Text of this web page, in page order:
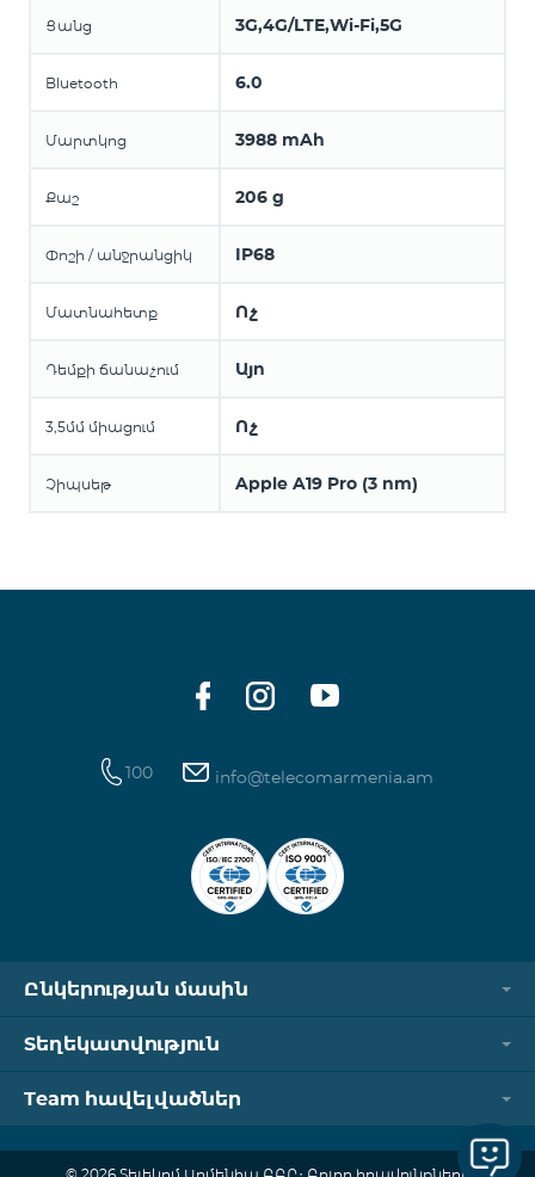
Ցանց 3G,4G/LTE,Wi-Fi,5G
Bluetooth 6.0
Մարտկոց 3988 mAh
Քաշ 206 g
Փոշի / անջրանցիկ IP68
Մատնահետք Ոչ
Դեմքի ճանաչում Այո
3,5մմ միացում Ոչ
Չիպսեթ Apple A19 Pro (3 nm)
100 info@telecomarmenia.am
Ընկերության մասին
Տեղեկատվություն
Team հավելվածներ